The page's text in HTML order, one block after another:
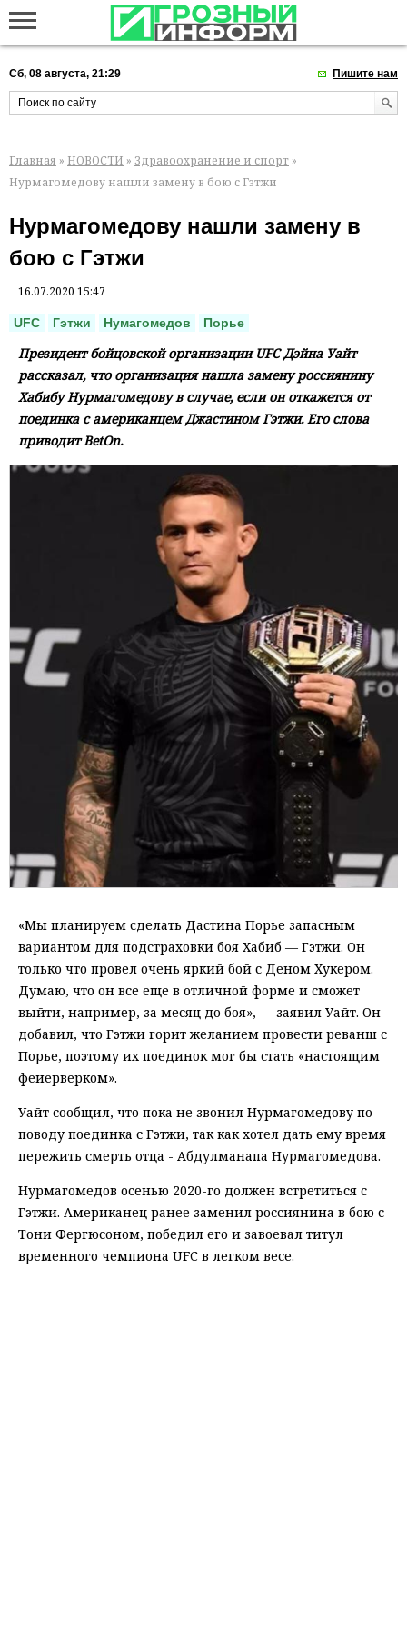
Сб, 08 августа, 21:29 Пишите нам
Главная » НОВОСТИ » Здравоохранение и спорт »
Нурмагомедову нашли замену в бою с Гэтжи
Нурмагомедову нашли замену в
бою с Гэтжи
16.07.2020 15:47
UFC Гэтжи Нумагомедов Порье
Президент бойцовской организации UFC Дэйна Уайт
рассказал, что организация нашла замену россиянину
Хабибу Нурмагомедову в случае, если он откажется от
поединка с американцем Джастином Гэтжи. Его слова
приводит BetOn.
«Мы планируем сделать Дастина Порье запасным
вариантом для подстраховки боя Хабиб — Гэтжи. Он
только что провел очень яркий бой с Деном Хукером.
Думаю, что он все еще в отличной форме и сможет
выйти, например, за месяц до боя», — заявил Уайт. Он
добавил, что Гэтжи горит желанием провести реванш с
Порье, поэтому их поединок мог бы стать «настоящим
фейерверком».
Уайт сообщил, что пока не звонил Нурмагомедову по
поводу поединка с Гэтжи, так как хотел дать ему время
пережить смерть отца - Абдулманапа Нурмагомедова.
Нурмагомедов осенью 2020-го должен встретиться с
Гэтжи. Американец ранее заменил россиянина в бою с
Тони Фергюсоном, победил его и завоевал титул
временного чемпиона UFC в легком весе.